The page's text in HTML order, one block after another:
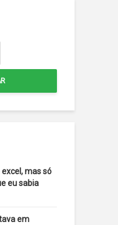
mas só
eu sabia
em